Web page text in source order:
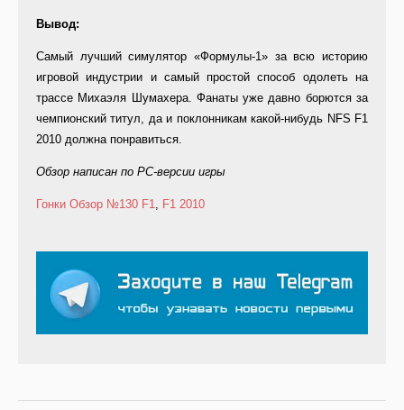
Вывод:
Самый лучший симулятор «Формулы-1» за всю историю
игровой индустрии и самый простой способ одолеть на
трассе Михаэля Шумахера. Фанаты уже давно борются за
чемпионский титул, да и поклонникам какой-нибудь NFS F1
2010 должна понравиться.
Обзор написан по PС-версии игры
Гонки Обзор №130 F1, F1 2010